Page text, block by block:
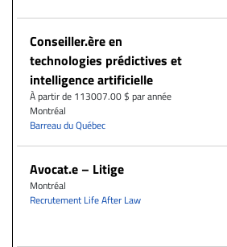
Conseiller.ère en
technologies prédictives et
intelligence artificielle
À partir de 113007.00 $ par année
Montréal
Barreau du Québec
Avocat.e – Litige
Montréal
Recrutement Life After Law